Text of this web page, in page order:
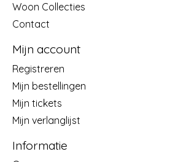
Woon Collecties
Contact
Mijn account
Registreren
Mijn bestellingen
Mijn tickets
Mijn verlanglijst
Informatie